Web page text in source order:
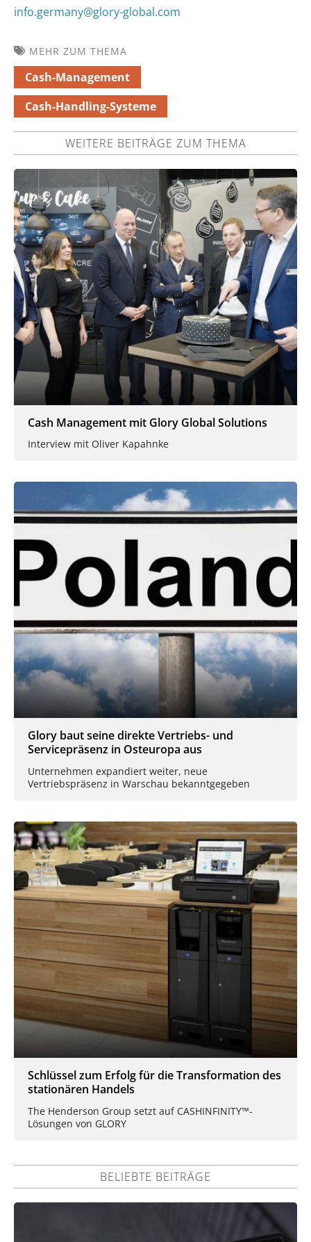
info.germany@glory-global.com
MEHR ZUM THEMA
Cash-Management
Cash-Handling-Systeme
WEITERE BEITRÄGE ZUM THEMA
Cash Management mit Glory Global Solutions
Interview mit Oliver Kapahnke
Glory baut seine direkte Vertriebs- und
Servicepräsenz in Osteuropa aus
Unternehmen expandiert weiter, neue
Vertriebspräsenz in Warschau bekanntgegeben
Schlüssel zum Erfolg für die Transformation des
stationären Handels
The Henderson Group setzt auf CASHINFINITY™-
Lösungen von GLORY
BELIEBTE BEITRÄGE